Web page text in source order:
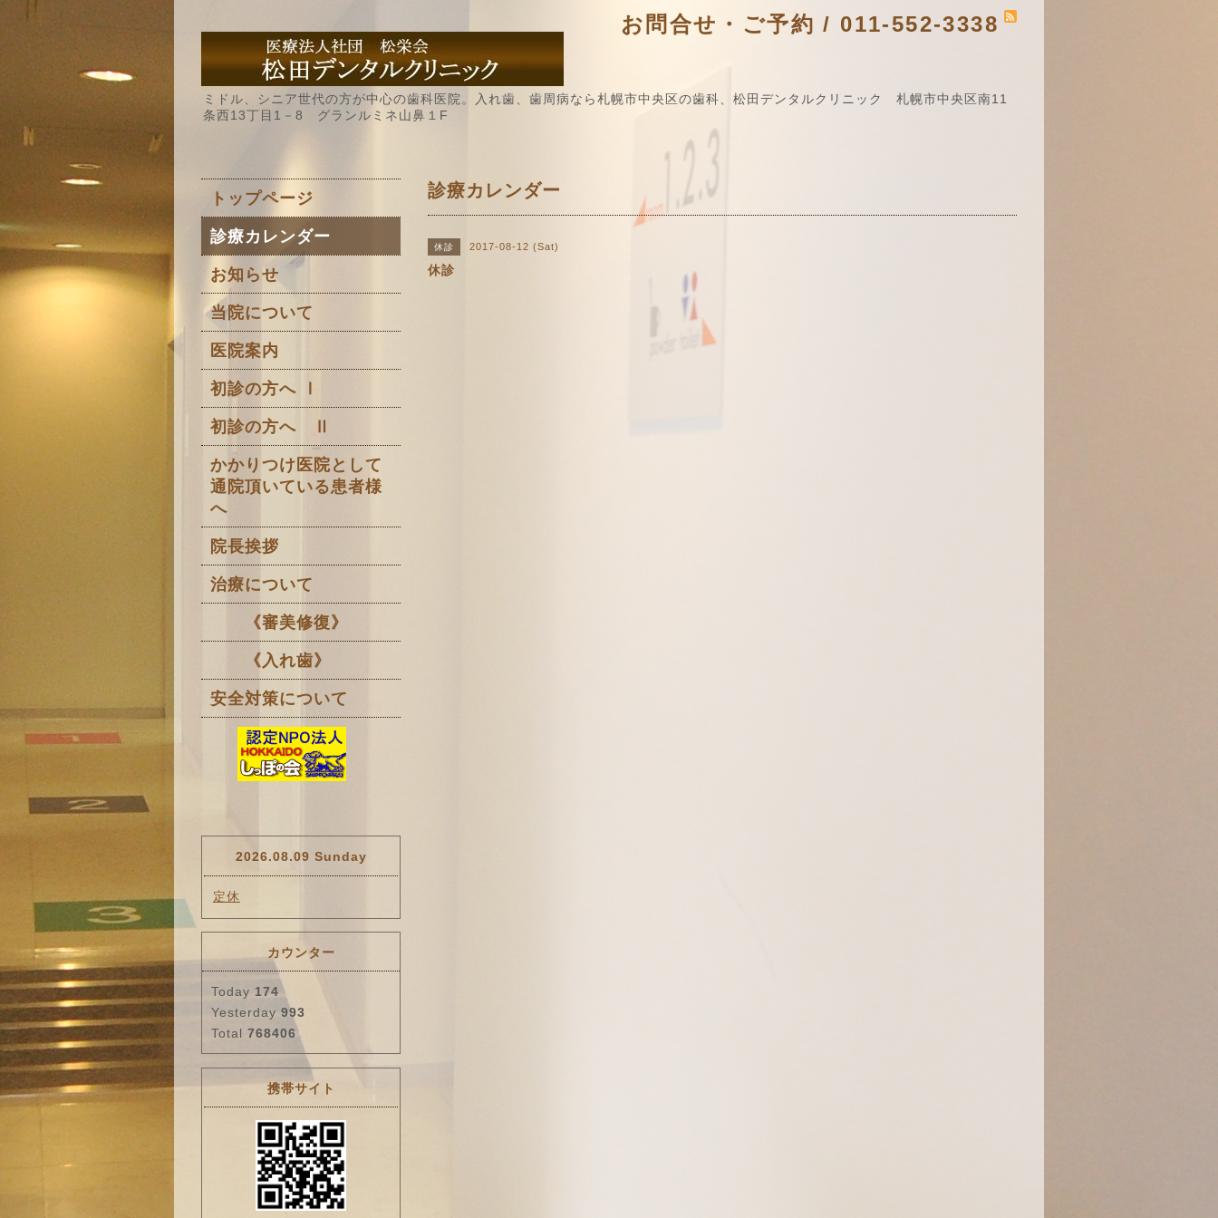
お問合せ・ご予約 / 011-552-3338
ミドル、シニア世代の方が中心の歯科医院。入れ歯、歯周病なら札幌市中央区の歯科、松田デンタルクリニック 札幌市中央区南11
条西13丁目1－8 グランルミネ山鼻１F
診療カレンダー
休診 2017-08-12 (Sat)
休診
トップページ
診療カレンダー
お知らせ
当院について
医院案内
初診の方へ Ⅰ
初診の方へ Ⅱ
かかりつけ医院として
通院頂いている患者様
へ
院長挨拶
治療について
《審美修復》
《入れ歯》
安全対策について
2026.08.09 Sunday
定休
カウンター
Today 174
Yesterday 993
Total 768406
携帯サイト